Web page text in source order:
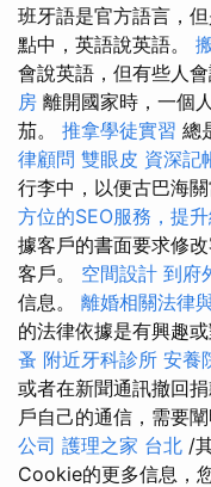
班牙語是官方語言，
點中，英語說英語。
會說英語，但有些人會
房 離開國家時，一個
茄。 推拿學徒實習 總
律顧問 雙眼皮 資深記
行李中，以便古巴海
方位的SEO服務，提
據客戶的書面要求修
客戶。 空間設計 到府
信息。 離婚相關法律
的法律依據是有興趣
蚤 附近牙科診所 安養
或者在新聞通訊撤回捐
戶自己的通信，需要
公司 護理之家 台北 /
Cookie的更多信息，